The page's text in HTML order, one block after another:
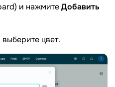
и нажмитеДобавить
цвет.